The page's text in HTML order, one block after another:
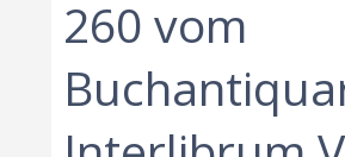
260 vom